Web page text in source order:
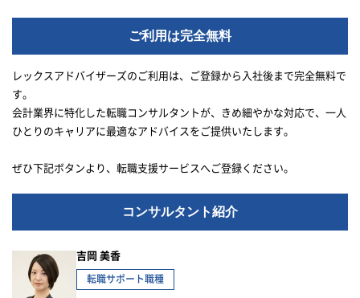
ご利用は完全無料
レックスアドバイザーズのご利用は、ご登録から入社後まで完全無料で
す。
会計業界に特化した転職コンサルタントが、きめ細やかな対応で、一人
ひとりのキャリアに最適なアドバイスをご提供いたします。
ぜひ下記ボタンより、転職支援サービスへご登録ください。
コンサルタント紹介
吉岡 美香
転職サポート職種